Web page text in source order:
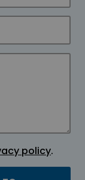
policy.